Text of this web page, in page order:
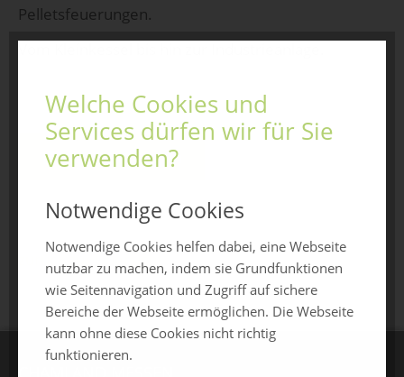
Pelletsfeuerungen.
Jetzt anfragen
zurück zur Übersicht
Welche Cookies und
Services dürfen wir für Sie
verwenden?
Notwendige Cookies
Notwendige Cookies helfen dabei, eine Webseite
nutzbar zu machen, indem sie Grundfunktionen
wie Seitennavigation und Zugriff auf sichere
Bereiche der Webseite ermöglichen. Die Webseite
kann ohne diese Cookies nicht richtig
funktionieren.